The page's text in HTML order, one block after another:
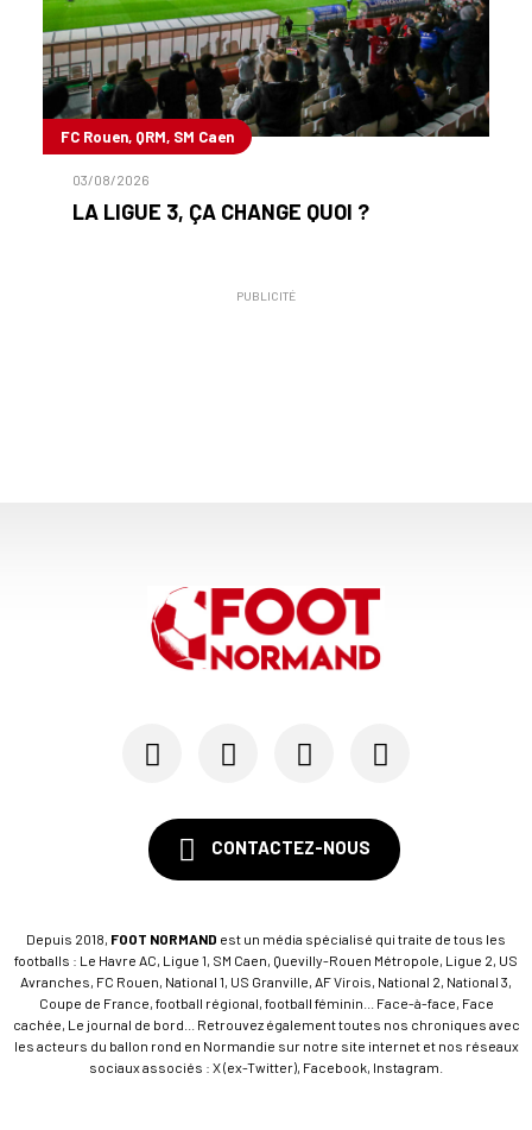
FC Rouen, QRM, SM Caen
03/08/2026
LA LIGUE 3, ÇA CHANGE QUOI ?
PUBLICITÉ
CONTACTEZ-NOUS
Depuis 2018, FOOT NORMAND est un média spécialisé qui traite de tous les
footballs : Le Havre AC, Ligue 1, SM Caen, Quevilly-Rouen Métropole, Ligue 2, US
Avranches, FC Rouen, National 1, US Granville, AF Virois, National 2, National 3,
Coupe de France, football régional, football féminin... Face-à-face, Face
cachée, Le journal de bord... Retrouvez également toutes nos chroniques avec
les acteurs du ballon rond en Normandie sur notre site internet et nos réseaux
sociaux associés : X (ex-Twitter), Facebook, Instagram.